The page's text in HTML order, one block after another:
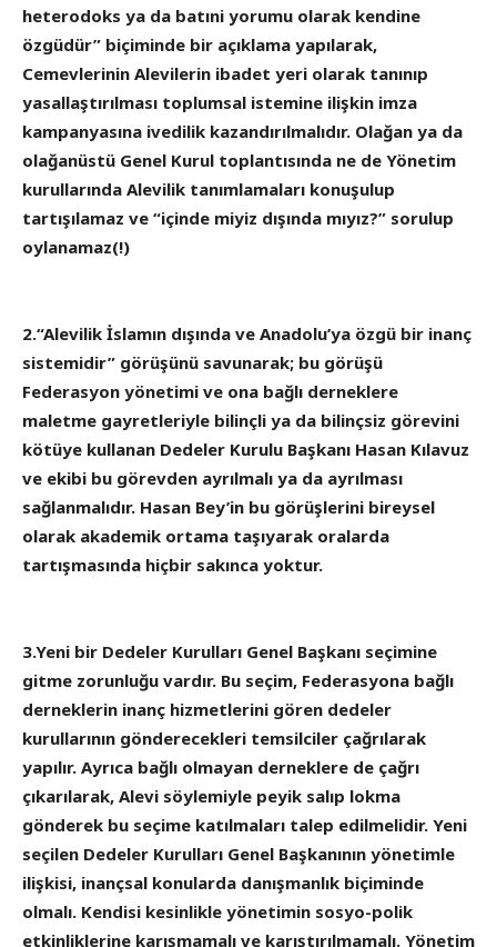
heterodoks ya da batıni yorumu olarak kendine
özgüdür” biçiminde bir açıklama yapılarak,
Cemevlerinin Alevilerin ibadet yeri olarak tanınıp
yasallaştırılması toplumsal istemine ilişkin imza
kampanyasına ivedilik kazandırılmalıdır. Olağan ya da
olağanüstü Genel Kurul toplantısında ne de Yönetim
kurullarında Alevilik tanımlamaları konuşulup
tartışılamaz ve “içinde miyiz dışında mıyız?” sorulup
oylanamaz(!)
2.“Alevilik İslamın dışında ve Anadolu’ya özgü bir inanç
sistemidir” görüşünü savunarak; bu görüşü
Federasyon yönetimi ve ona bağlı derneklere
maletme gayretleriyle bilinçli ya da bilinçsiz görevini
kötüye kullanan Dedeler Kurulu Başkanı Hasan Kılavuz
ve ekibi bu görevden ayrılmalı ya da ayrılması
sağlanmalıdır. Hasan Bey’in bu görüşlerini bireysel
olarak akademik ortama taşıyarak oralarda
tartışmasında hiçbir sakınca yoktur.
3.Yeni bir Dedeler Kurulları Genel Başkanı seçimine
gitme zorunluğu vardır. Bu seçim, Federasyona bağlı
derneklerin inanç hizmetlerini gören dedeler
kurullarının gönderecekleri temsilciler çağrılarak
yapılır. Ayrıca bağlı olmayan derneklere de çağrı
çıkarılarak, Alevi söylemiyle peyik salıp lokma
gönderek bu seçime katılmaları talep edilmelidir. Yeni
seçilen Dedeler Kurulları Genel Başkanının yönetimle
ilişkisi, inançsal konularda danışmanlık biçiminde
olmalı. Kendisi kesinlikle yönetimin sosyo-polik
etkinliklerine karışmamalı ve karıştırılmamalı. Yönetim